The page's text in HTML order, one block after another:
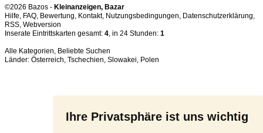
Ihre Privatsphäre ist uns wichtig
©2026 Bazos - Kleinanzeigen, Bazar
Hilfe, FAQ, Bewertung, Kontakt, Nutzungsbedingungen, Datenschutzerklärung,
RSS,
Inserate Eintrittskarten gesamt: 4, in 24 Stunden: 1
Alle Kategorien, Beliebte Suchen
Länder: Österreich, Tschechien, Slowakei, Polen